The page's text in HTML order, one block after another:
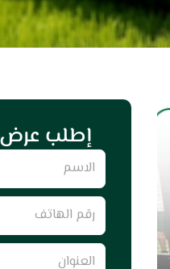
إطلب
Name
رقم
الهاتف
العنوان